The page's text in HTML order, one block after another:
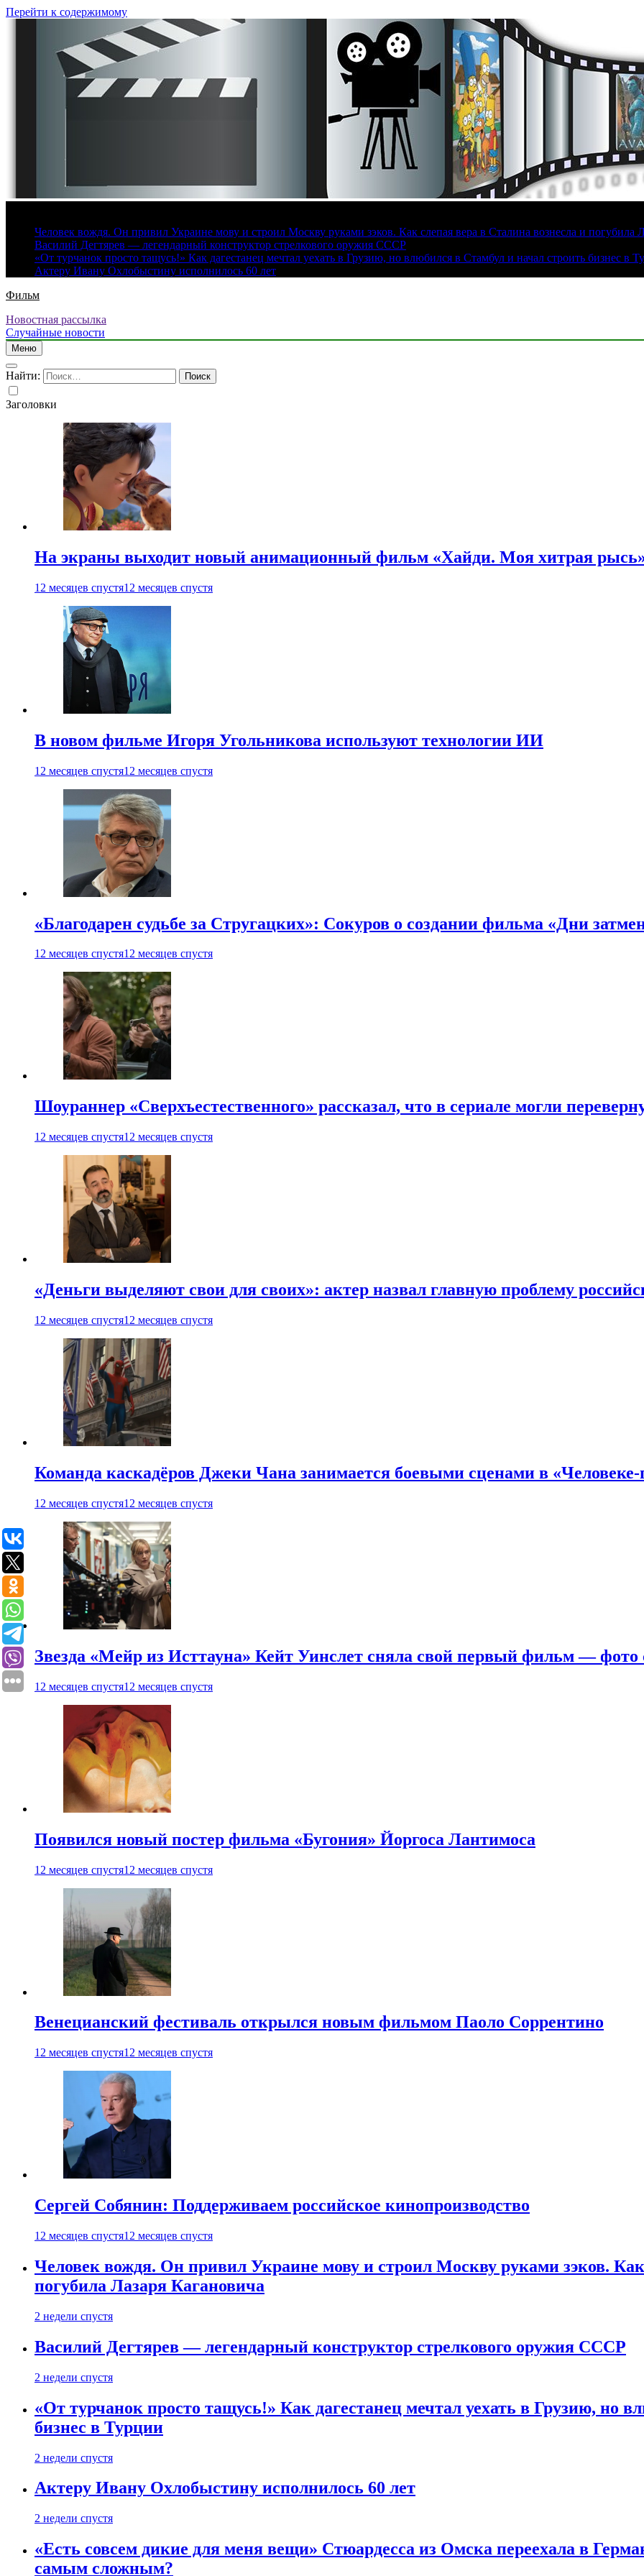
Перейти к содержимому
Человек вождя. Он привил Украине мову и строил Москву руками зэков. Как слепая вера в Сталина вознесла и погубила
Василий Дегтярев — легендарный конструктор стрелкового оружия СССР
«От турчанок просто тащусь!» Как дагестанец мечтал уехать в Грузию, но влюбился в Стамбул и начал строить бизнес в
Актеру Ивану Охлобыстину исполнилось 60 лет
Фильм
Новостная рассылка
Случайные новости
Меню
Найти:
Заголовки
На экраны выходит новый анимационный фильм «Хайди. Моя хитрая
12 месяцев спустя12 месяцев спустя
В новом фильме Игоря Угольникова используют технологии ИИ
12 месяцев спустя12 месяцев спустя
«Благодарен судьбе за Стругацких»: Сокуров о создании фильма «Дни
12 месяцев спустя12 месяцев спустя
Шоураннер «Сверхъестественного» рассказал, что в сериале могли
12 месяцев спустя12 месяцев спустя
«Деньги выделяют свои для своих»: актер назвал главную проблему
12 месяцев спустя12 месяцев спустя
Команда каскадёров Джеки Чана занимается боевыми сценами в «Человеке-
12 месяцев спустя12 месяцев спустя
Звезда «Мейр из Исттауна» Кейт Уинслет сняла свой первый фильм — фото
12 месяцев спустя12 месяцев спустя
Появился новый постер фильма «Бугония» Йоргоса Лантимоса
12 месяцев спустя12 месяцев спустя
Венецианский фестиваль открылся новым фильмом Паоло Соррентино
12 месяцев спустя12 месяцев спустя
Сергей Собянин: Поддерживаем российское кинопроизводство
12 месяцев спустя12 месяцев спустя
Человек вождя. Он привил Украине мову и строил Москву руками зэков.
погубила Лазаря Кагановича
2 недели спустя
Василий Дегтярев — легендарный конструктор стрелкового оружия СССР
2 недели спустя
«От турчанок просто тащусь!» Как дагестанец мечтал уехать в Грузию, но
бизнес в Турции
2 недели спустя
Актеру Ивану Охлобыстину исполнилось 60 лет
2 недели спустя
«Есть совсем дикие для меня вещи» Стюардесса из Омска переехала в
самым сложным?